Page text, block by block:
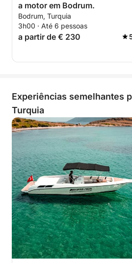
a motor em Bodrum.
Bodrum, Turquia
3h00 · Até 6 pessoas
a partir de € 230
Experiências semelhantes
Turquia